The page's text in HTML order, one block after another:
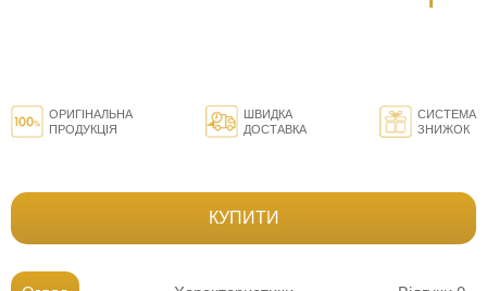
ОРИГІНАЛЬНА
ПРОДУКЦІЯ
ШВИДКА
ДОСТАВКА
СИСТЕМА
ЗНИЖОК
КУПИТИ